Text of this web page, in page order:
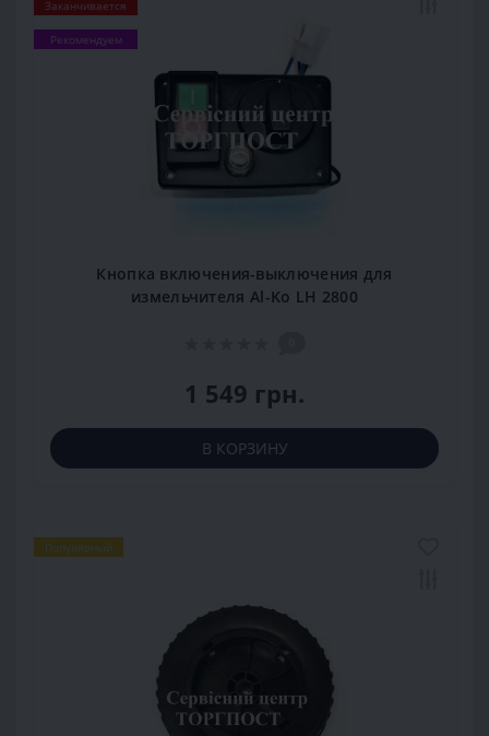
Заканчивается
Рекомендуем
Кнопка включения-выключения для
измельчителя Al-Ko LH 2800
1 549 грн.
В КОРЗИНУ
Популярный